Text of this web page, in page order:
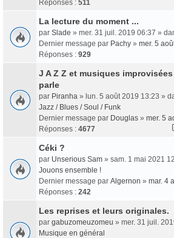
Réponses : 511
La lecture du moment ...
par Slade » mer. 31 juil. 2019 06:37 »
Dernier message par Pachy » mer. 5
Réponses : 929
J A Z Z et musiques
parle
par Piranha » lun. 5 août 2019 13:23 »
Jazz / Blues / Soul / Funk
Dernier message par Douglas » mer. 5
Réponses : 4677
Céki ?
par Unserious Sam » sam. 1 mai 2021
Jouons ensemble !
Dernier message par Algernon » mar. 4
Réponses : 242
Les reprises et leurs originales.
par gabuzomeuzomeu » mer. 31 juil.
Musique en général